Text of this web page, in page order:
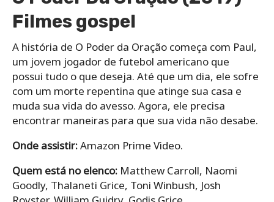
Filmes gospel
A história de O Poder da Oração começa com Paul,
um jovem jogador de futebol americano que
possui tudo o que deseja. Até que um dia, ele sofre
com um morte repentina que atinge sua casa e
muda sua vida do avesso. Agora, ele precisa
encontrar maneiras para que sua vida não desabe.
Onde assistir:Amazon Prime Video.
Quem está no elenco: Matthew Carroll, Naomi
Goodly, Thalaneti Grice, Toni Winbush, Josh